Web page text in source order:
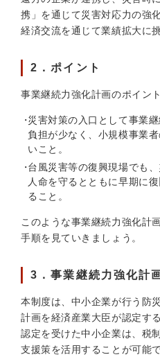
携」を通じて災害対応力の強
経済交流を通じて業績拡大に
2．ポイント
事業継続力強化計画のポイン
災害対策の入口として事業
負担が少なく、小規模事業
いこと。
台風災害等の復興現場でも
人命を守るとともに早期に
ること。
このような事業継続力強化計
手順を見ていきましょう。
3．事業継続力強化計
本制度は、中小企業が行う防
計画を経済産業大臣が認定す
認定を受けた中小企業は、税
支援策を活用することが可能で